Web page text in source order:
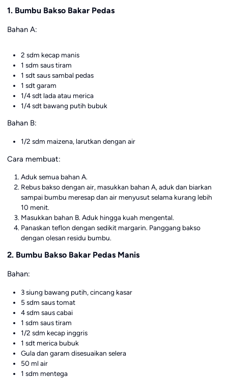
1. Bumbu Bakso Bakar Pedas
Bahan A:
2 sdm kecap manis
1 sdm saus tiram
1 sdt saus sambal pedas
1 sdt garam
1/4 sdt lada atau merica
1/4 sdt bawang putih bubuk
Bahan B:
1/2 sdm maizena, larutkan dengan air
Cara membuat:
Aduk semua bahan A.
Rebus bakso dengan air, masukkan bahan A, aduk dan biarkan
sampai bumbu meresap dan air menyusut selama kurang lebih
10 menit.
Masukkan bahan B. Aduk hingga kuah mengental.
Panaskan teflon dengan sedikit margarin. Panggang bakso
dengan olesan residu bumbu.
2. Bumbu Bakso Bakar Pedas Manis
Bahan:
3 siung bawang putih, cincang kasar
5 sdm saus tomat
4 sdm saus cabai
1 sdm saus tiram
1/2 sdm kecap inggris
1 sdt merica bubuk
Gula dan garam disesuaikan selera
50 ml air
1 sdm mentega